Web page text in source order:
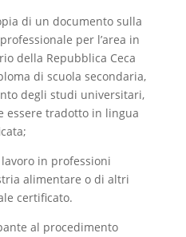
di un documento sulla
per l’area in
della Repubblica Ceca
di scuola secondaria,
degli studi universitari,
essere tradotto in lingua
in professioni
alimentare o di altri
certificato.
al procedimento